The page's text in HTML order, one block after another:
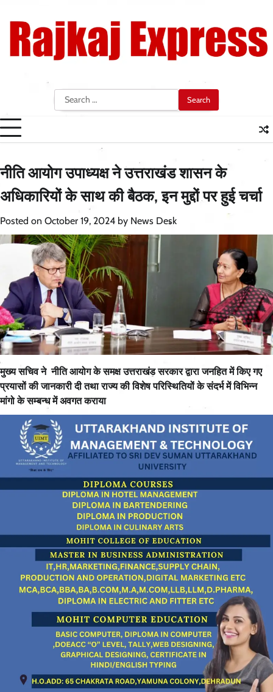
content
Search
for:
नीति आयोग उपाध्यक्ष ने उत्तराखंड शासन के
अधिकारियों के साथ की बैठक, इन मुद्दों पर हुई चर्चा
Posted on October 19, 2024 by News Desk
मुख्य सचिव ने नीति आयोग के समक्ष उत्तराखंड सरकार द्वारा जनहित में किए गए
प्रयासों की जानकारी दी तथा राज्य की विशेष परिस्थितियों के संदर्भ में विभिन्न
मांगो के सम्बन्ध में अवगत कराया